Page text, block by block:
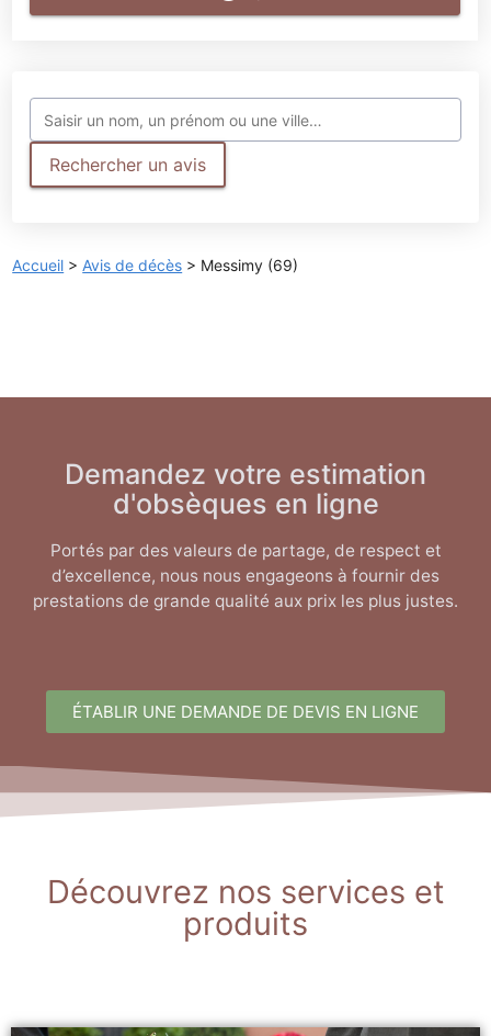
Rechercher un avis
Accueil > Avis de décès > Messimy (69)
Demandez votre estimation
d'obsèques en ligne
Portés par des valeurs de partage, de respect et
d’excellence, nous nous engageons à fournir des
prestations de grande qualité aux prix les plus justes.
ÉTABLIR UNE DEMANDE DE DEVIS EN LIGNE
Découvrez nos services et
produits